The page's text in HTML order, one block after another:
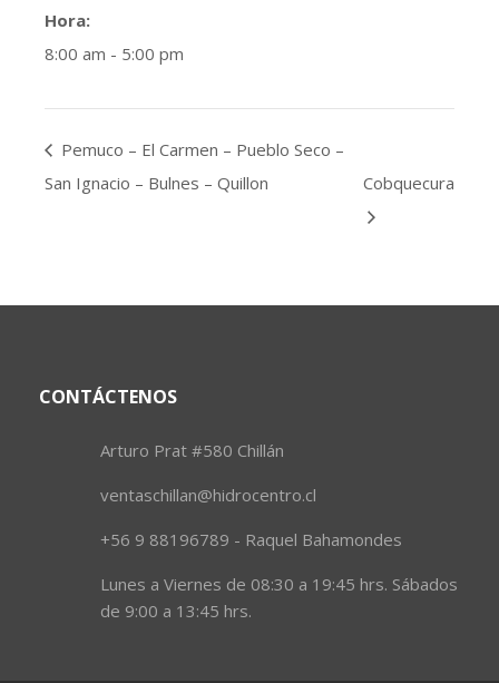
Hora:
8:00 am - 5:00 pm
Pemuco – El Carmen – Pueblo Seco –
San Ignacio – Bulnes – Quillon
Cobquecura
CONTÁCTENOS
Arturo Prat #580 Chillán
ventaschillan@hidrocentro.cl
+56 9 88196789 - Raquel Bahamondes
Lunes a Viernes de 08:30 a 19:45 hrs. Sábados
de 9:00 a 13:45 hrs.